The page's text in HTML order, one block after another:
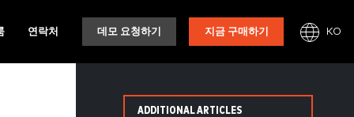
연락처 데모 요청하기 지금 구매하기 KO
ADDITIONAL ARTICLES